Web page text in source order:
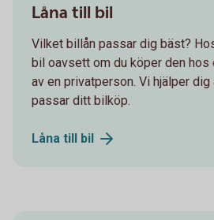
Låna till bil
Vilket billån passar dig bäst?
bil oavsett om du köper den hos
av en privatperson. Vi hjälper
passar ditt bilköp.
Låna till bil